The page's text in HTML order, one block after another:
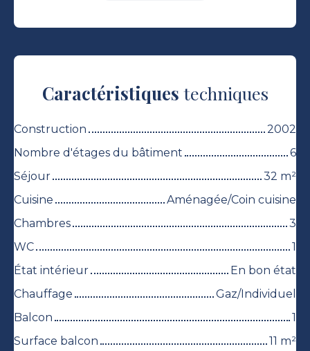
Caractéristiques techniques
Construction
2002
Nombre d'étages du bâtiment
6
Séjour
32 m²
Cuisine
Aménagée/Coin cuisine
Chambres
3
WC
1
État intérieur
En bon état
Chauffage
Gaz/Individuel
Balcon
1
Surface balcon
11 m²